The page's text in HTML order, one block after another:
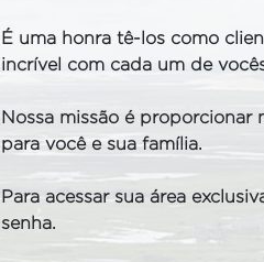
É uma honra tê-los como
incrível com cada um de
Nossa missão é
para você e sua família.
Para acessar sua área
senha.